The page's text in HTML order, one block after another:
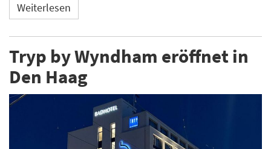
Weiterlesen
Tryp by Wyndham eröffnet in
Den Haag